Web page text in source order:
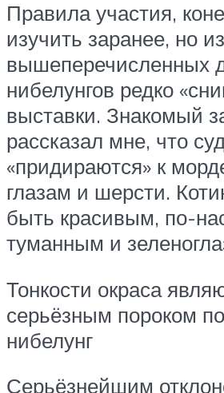
Правила участия,
изучить заранее, но
вышеперечисленных
нибелунгов редко
выставки. Знакомый
рассказал мне, что
«придираются» к
глазам и шерсти.
быть красивым, по-
туманным и
Тонкости окраса
серьёзным пороком
нибелунг
Серьёзнейшим